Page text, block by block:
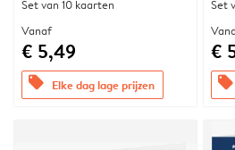
Set van 10 kaarten
Vanaf
€ 5,49
offers Elke dag lage prijzen
Set
€
offers